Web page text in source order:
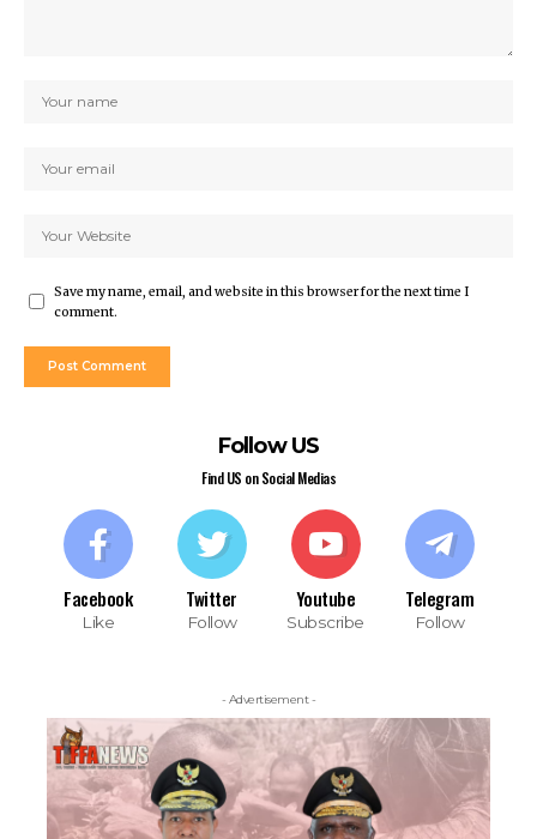
Save my name, email, and website in this browser for the next time I
comment.
Follow US
Find US on Social Medias
Facebook
Like
Twitter
Follow
Youtube
Subscribe
Telegram
Follow
- Advertisement -